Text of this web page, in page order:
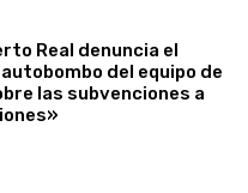
Real denuncia el
del equipo de
las subvenciones a